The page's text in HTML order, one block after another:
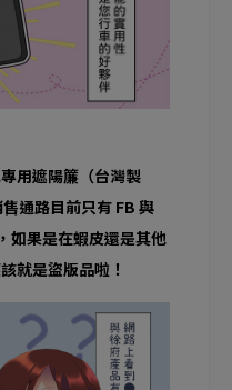
用遮陽簾（台灣製
通路目前只有 FB 與
如果是在蝦皮還是其他
就是盜版品啦！